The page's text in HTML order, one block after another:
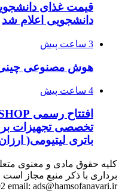
قیمت غذای
دانشجویی اعلام شد
3 ساعت پیش
هوش مصنوعی
4 ساعت پیش
تخصصی تجهیزات
باتری لیتیومی(
کلیه حقوق مادی و معنوی
برداری با ذکر منبع مجاز است
email: ads@hamsofanavari.ir